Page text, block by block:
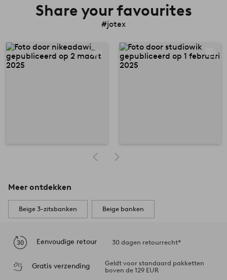
Share your favourites
#jotex
Meer ontdekken
Beige 3-zitsbanken Beige banken
Eenvoudige retour 30 dagen retourrecht*
Gratis verzending
Geldt voor standaard pakketten
boven de 129 EUR